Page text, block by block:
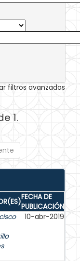
filtros avanzados
1.
FECHA DE
PUBLICACIÓN
10-abr-2019